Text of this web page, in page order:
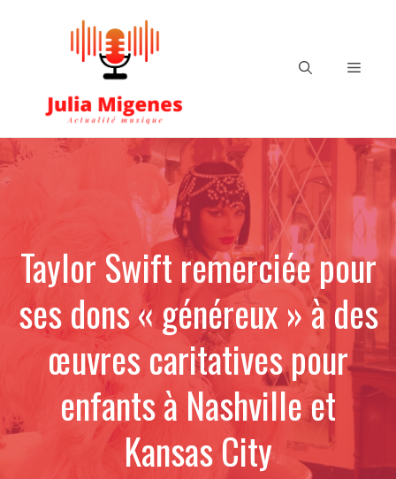
Menu
Taylor Swift remerciée pour
ses dons « généreux » à des
œuvres caritatives pour
enfants à Nashville et
Kansas City